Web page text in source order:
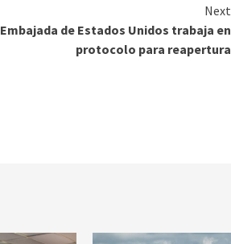
Next
Embajada de Estados Unidos trabaja en
protocolo para reapertura